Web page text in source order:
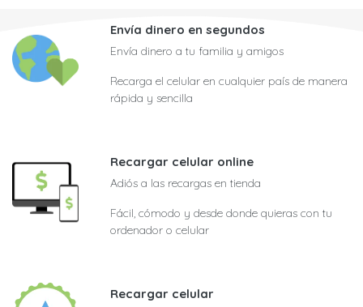
Envía dinero en segundos
Envía dinero a tu familia y amigos
Recarga el celular en cualquier país de manera
rápida y sencilla
Recargar celular online
Adiós a las recargas en tienda
Fácil, cómodo y desde donde quieras con tu
ordenador o celular
Recargar celular